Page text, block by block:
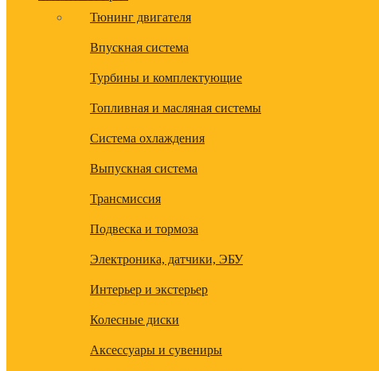
Тюнинг двигателя
Впускная система
Турбины и комплектующие
Топливная и масляная системы
Система охлаждения
Выпускная система
Трансмиссия
Подвеска и тормоза
Электроника, датчики, ЭБУ
Интерьер и экстерьер
Колесные диски
Аксессуары и сувениры